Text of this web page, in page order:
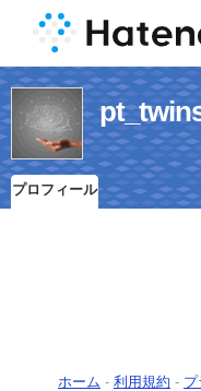
プロフィール
ホーム - 利用規約 -